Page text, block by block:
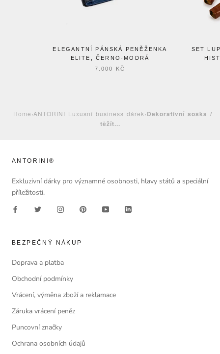
ELEGANTNÍ PÁNSKÁ PENĚŽENKA
ELITE, ČERNO-MODRÁ
7.000 KČ
SET
Home›ANTORINI Luxusní business dárek›Dekorativní soška /
těžít...
ANTORINI®
Exkluzivní dárky pro významné osobnosti, hlavy států a speciální
příležitosti.
BEZPEČNÝ NÁKUP
Doprava a platba
Obchodní podmínky
Vrácení, výměna zboží a reklamace
Záruka vrácení peněz
Puncovní značky
Ochrana osobních údajů